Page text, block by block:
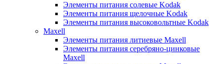
Элементы питания солевые Kodak
Элементы питания щелочные Kodak
Элементы питания высоковольтные Kodak
Maxell
Элементы питания литиевые Maxell
Элементы питания серебряно-цинковые
Maxell